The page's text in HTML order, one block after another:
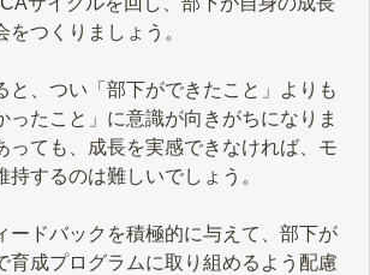
をつくりましょう。
と、つい「部下ができたこと」よりも
ったこと」に意識が向きがちになりま
っても、成長を実感できなければ、モ
持するのは難しいでしょう。
ードバックを積極的に与えて、部下が
育成プログラムに取り組めるよう配慮